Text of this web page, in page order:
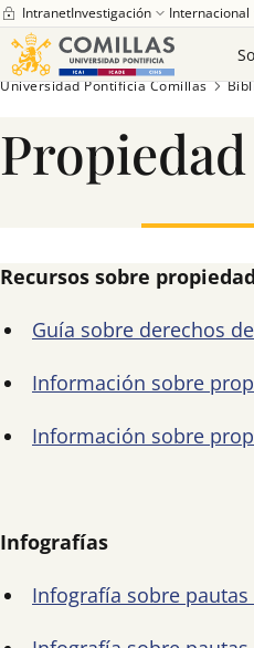
IntranetInvestigación Internacional
Saber más
Universidad Pontificia Comillas
Recursos sobre
Guía sobre derechos
Información sobre
Información sobre
Infografías
Infografía sobre